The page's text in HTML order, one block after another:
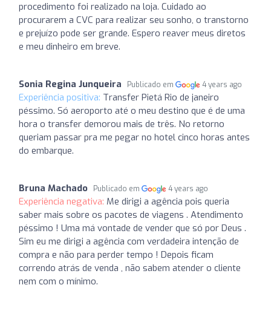
procedimento foi realizado na loja. Cuidado ao
procurarem a CVC para realizar seu sonho, o transtorno
e prejuízo pode ser grande. Espero reaver meus diretos
e meu dinheiro em breve.
Sonia Regina Junqueira Publicado em 4 years ago
Experiência positiva: Transfer Pietá Rio de janeiro
péssimo. Só aeroporto até o meu destino que é de uma
hora o transfer demorou mais de três. No retorno
queriam passar pra me pegar no hotel cinco horas antes
do embarque.
Bruna Machado Publicado em 4 years ago
Experiência negativa: Me dirigi a agência pois queria
saber mais sobre os pacotes de viagens . Atendimento
péssimo ! Uma má vontade de vender que só por Deus .
Sim eu me dirigi a agência com verdadeira intenção de
compra e não para perder tempo ! Depois ficam
correndo atrás de venda , não sabem atender o cliente
nem com o mínimo.